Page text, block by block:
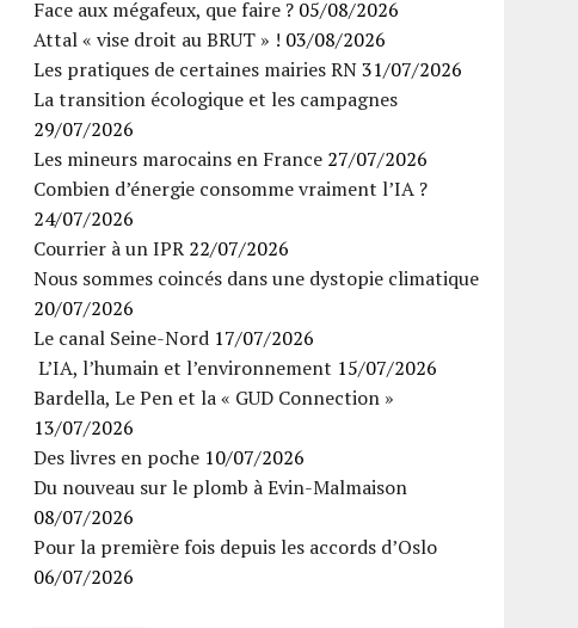
Face aux mégafeux, que faire ? 05/08/2026
Attal « vise droit au BRUT » ! 03/08/2026
Les pratiques de certaines mairies RN31/07/2026
La transition écologique et les campagnes
29/07/2026
Les mineurs marocains en France 27/07/2026
Combien d’énergie consomme vraiment l’IA ?
24/07/2026
Courrier à un IPR 22/07/2026
Nous sommes coincés dans une dystopie climatique
20/07/2026
Le canal Seine-Nord 17/07/2026
L’IA, l’humain et l’environnement 15/07/2026
Bardella, Le Pen et la « GUD Connection »
13/07/2026
Des livres en poche 10/07/2026
Du nouveau sur le plomb à Evin-Malmaison
08/07/2026
Pour la première fois depuis les accords d’Oslo
06/07/2026